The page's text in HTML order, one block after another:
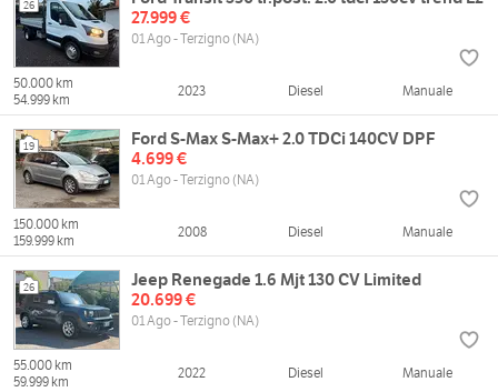
26
27.999 €
01 Ago - Terzigno (NA)
50.000 km
54.999 km
2023 Diesel Manuale
19
Ford S-Max S-Max+ 2.0 TDCi 140CV DPF
4.699 €
01 Ago - Terzigno (NA)
150.000 km
159.999 km
2008 Diesel Manuale
26
Jeep Renegade 1.6 Mjt 130 CV Limited
20.699 €
01 Ago - Terzigno (NA)
55.000 km
59.999 km
2022 Diesel Manuale